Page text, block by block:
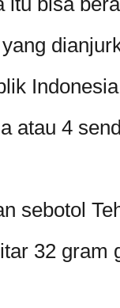
atau 4
sebotol
32 gram